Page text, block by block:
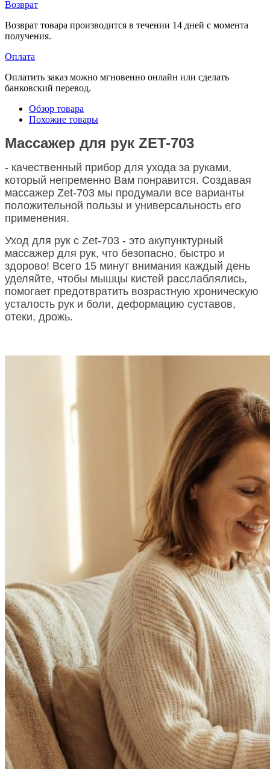
Возврат
Возврат товара производится в течении 14 дней с момента
получения.
Оплата
Оплатить заказ можно мгновенно онлайн или сделать
банковский перевод.
Обзор товара
Похожие товары
Массажер для рук ZET-703
- качественный прибор для ухода за руками,
который непременно Вам понравится. Создавая
массажер Zet-703 мы продумали все варианты
положительной пользы и универсальность его
применения.
Уход для рук с Zet-703 - это акупунктурный
массажер для рук, что безопасно, быстро и
здорово! Всего 15 минут внимания каждый день
уделяйте, чтобы мышцы кистей расслаблялись,
помогает предотвратить возрастную хроническую
усталость рук и боли, деформацию суставов,
отеки, дрожь.